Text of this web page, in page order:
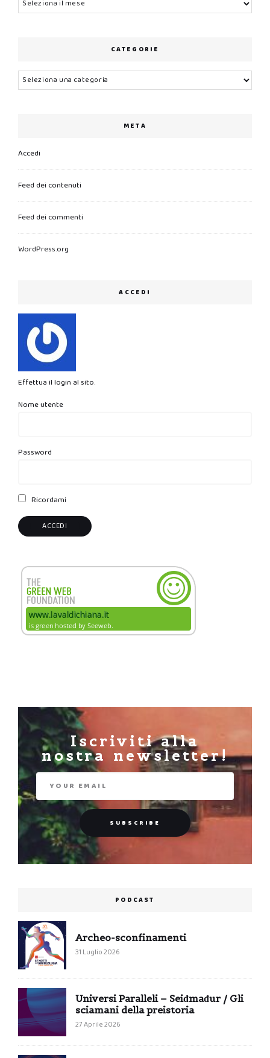
CATEGORIE
Categorie
META
Accedi
Feed dei contenuti
Feed dei commenti
WordPress.org
ACCEDI
Effettua il login al sito.
Nome utente
Password
Ricordami
Iscriviti alla
nostra newsletter!
PODCAST
Archeo-sconfinamenti
31 Luglio 2026
Universi Paralleli – Seiđmađur / Gli
sciamani della preistoria
27 Aprile 2026